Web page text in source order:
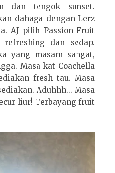
dan tengok sunset.
dahaga dengan Lerz
AJ pilih Passion Fruit
dan sedap.
yang masam sangat,
Masa kat Coachella
fresh tau. Masa
Aduhhh... Masa
liur! Terbayang fruit